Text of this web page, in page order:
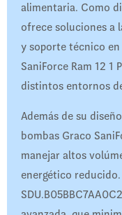
alimentaria. Como
ofrece soluciones a
y soporte técnico en
SaniForce Ram 12 1
distintos entornos
Además de su
bombas Graco
manejar altos
energético reducido.